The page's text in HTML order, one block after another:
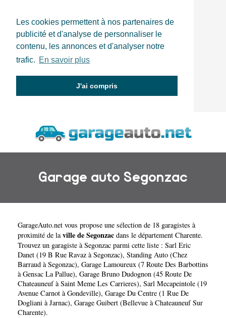
Les cookies permettent à nos partenaires de
publicité et d'analyse de personnaliser le
contenu, les annonces et d'analyser notre
trafic. En savoir plus
J'ai compris
Garage auto Segonzac
GarageAuto.net vous propose une sélection de 18 garagistes à
proximité de laville de Segonzac dans le département Charente.
Trouvez un garagiste à Segonzac parmi cette liste : Sarl Eric
Danet (19 B Rue Ravaz à Segonzac), Standing Auto (Chez
Barraud à Segonzac), Garage Lamoureux (7 Route Des Barbottins
à Gensac La Pallue), Garage Bruno Dudognon (45 Route De
Chateauneuf à Saint Meme Les Carrieres), Sarl Mecapeintole (19
Avenue Carnot à Gondeville), Garage Du Centre (1 Rue De
Dogliani à Jarnac), Garage Guibert (Bellevue à Chateauneuf Sur
Charente).